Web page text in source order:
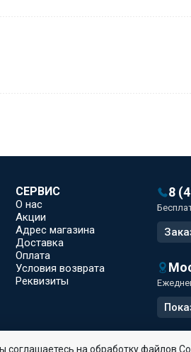
СЕРВИС
О нас
Акции
Адрес магазина
Доставка
Оплата
Условия возврата
Реквизиты
8
на обработку файлов